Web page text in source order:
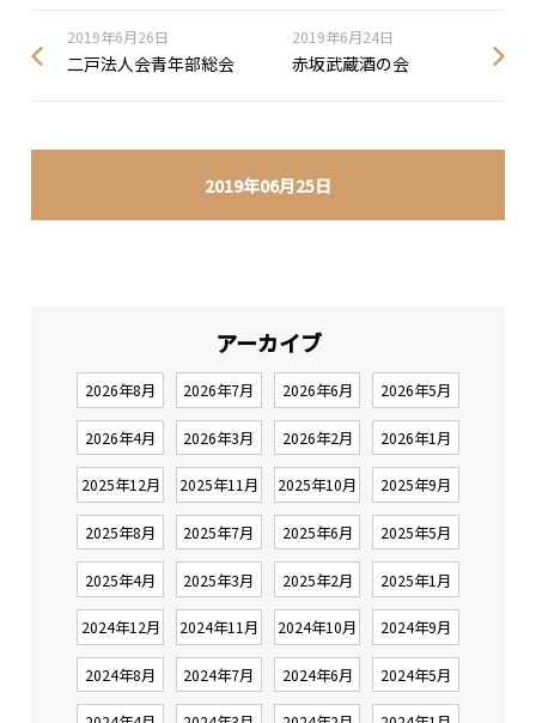
2019年06月25日
2019年6月26日
二戸法人会青年部総会
2019年6月24日
赤坂武蔵酒の会
アーカイブ
2026年8月 2026年7月 2026年6月 2026年5月
2026年4月 2026年3月 2026年2月 2026年1月
2025年12月 2025年11月 2025年10月 2025年9月
2025年8月 2025年7月 2025年6月 2025年5月
2025年4月 2025年3月 2025年2月 2025年1月
2024年12月 2024年11月 2024年10月 2024年9月
2024年8月 2024年7月 2024年6月 2024年5月